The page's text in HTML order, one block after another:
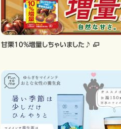
甘栗10%増量しちゃいました♪